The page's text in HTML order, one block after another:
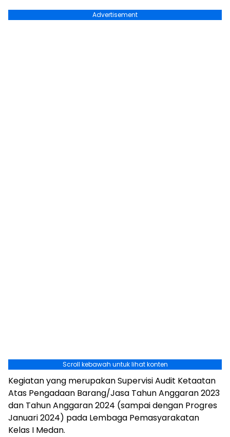
Advertisement
Scroll kebawah untuk lihat konten
Kegiatan yang merupakan Supervisi Audit Ketaatan
Atas Pengadaan Barang/Jasa Tahun Anggaran 2023
dan Tahun Anggaran 2024 (sampai dengan Progres
Januari 2024) pada Lembaga Pemasyarakatan
Kelas I Medan.